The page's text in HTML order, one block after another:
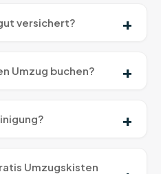
versichert?
Umzug buchen?
Umzugskisten